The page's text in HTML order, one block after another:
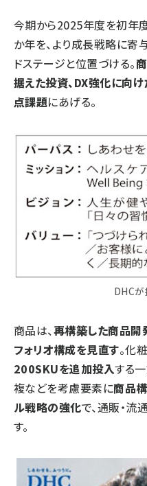
今期から2025年度を初年
か年を、より成長戦略に
ドステージと位置づける。
据えた投資、DX強化に向
点課題にあげる。
DHC
商品は、再構築した商品開
フォリオ構成を見直す。化
200SKUを追加投入する
複などを考慮要素に商品
ル戦略の強化で、通販・流
す。